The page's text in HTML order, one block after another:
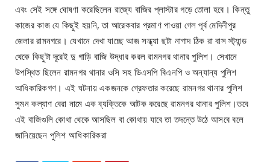
এবং সেই সঙ্গে ঘোষণা করেছিলেন রাজ্যে বাজির প্লাস্টার গড়ে তোলা হবে। কিন্তু
কাজের কাজ যে কিছুই হয়নি, তা আরেকবার প্রমাণ পাওয়া গেল পূর্ব মেদিনীপুর
জেলার রামনগরে। যেখানে দেখা যাচ্ছে আজ সন্ধ্যা ছটা নাগাদ ঠিক রা বাস স্ট্যান্ড
থেকে কিছুটা দূরেই দু গাড়ি বাজি উদ্ধার করল রামনগর থানার পুলিশ। সেখানে
উপস্থিত ছিলেন রামনগর থানার ওসি সহ ডিএসপি বিএনপি ও অন্যান্য পুলিশ
আধিকারিকগণ। এই ঘটনায় একজনকে গ্রেফতার করেছে রামনগর থানার পুলিশ
সুমন কল্যাণ বেরা নামে এক ব্যক্তিকে আটক করেছে রামনগর থানার পুলিশ।তবে
এই বাজিগুলি কোথা থেকে আসছিল বা কোথায় যাবে তা তদন্তে উঠে আসবে বলে
জানিয়েছেন পুলিশ আধিকারিকরা